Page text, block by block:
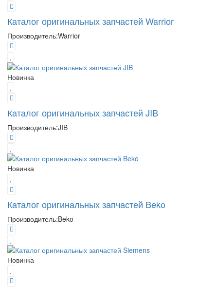
Каталог оригинальных запчастей Warrior
Производитель:Warrior
Новинка
Каталог оригинальных запчастей JIB
Производитель:JIB
Новинка
Каталог оригинальных запчастей Beko
Производитель:Beko
Новинка